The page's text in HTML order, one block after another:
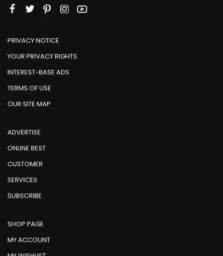
PRIVACY NOTICE
YOUR PRIVACY RIGHTS
INTEREST-BASE ADS
TERMS OF USE
OUR SITE MAP
ADVERTISE
ONLINE BEST
CUSTOMER
SERVICES
SUBSCRIBE
SHOP PAGE
MY ACCOUNT